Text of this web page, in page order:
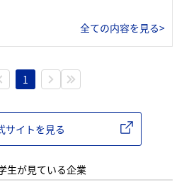
全ての内容を見る>
1
サイトを見る
生が見ている企業